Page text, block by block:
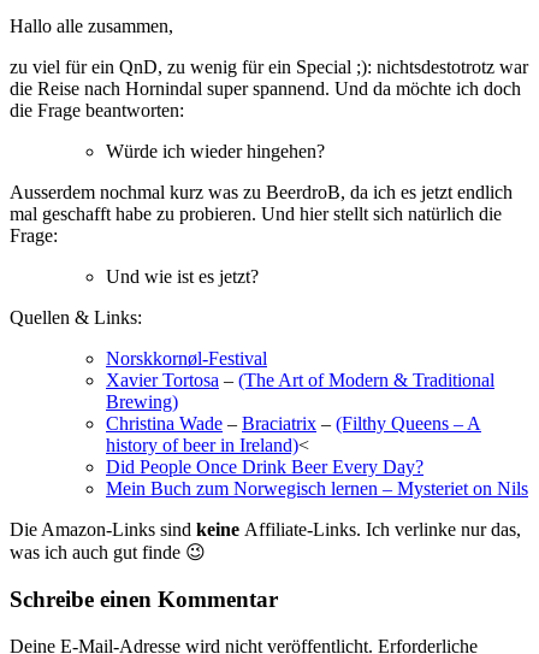
Hallo alle zusammen,
zu viel für ein QnD, zu wenig für ein Special ;): nichtsdestotrotz war
die Reise nach Hornindal super spannend. Und da möchte ich doch
die Frage beantworten:
Würde ich wieder hingehen?
Ausserdem nochmal kurz was zu BeerdroB, da ich es jetzt endlich
mal geschafft habe zu probieren. Und hier stellt sich natürlich die
Frage:
Und wie ist es jetzt?
Quellen & Links:
Norskkornøl-Festival
Xavier Tortosa – (The Art of Modern & Traditional
Brewing)
Christina Wade – Braciatrix – (Filthy Queens – A
history of beer in Ireland)<
Did People Once Drink Beer Every Day?
Mein Buch zum Norwegisch lernen – Mysteriet on Nils
Die Amazon-Links sind keine Affiliate-Links. Ich verlinke nur das,
was ich auch gut finde 😉
Schreibe einen Kommentar
Deine E-Mail-Adresse wird nicht veröffentlicht. Erforderliche